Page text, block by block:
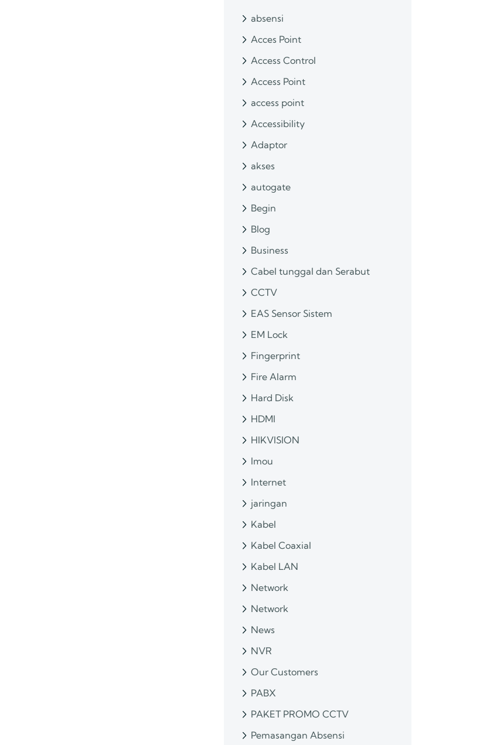
absensi
Acces Point
Access Control
Access Point
access point
Accessibility
Adaptor
akses
autogate
Begin
Blog
Business
Cabel tunggal dan Serabut
CCTV
EAS Sensor Sistem
EM Lock
Fingerprint
Fire Alarm
Hard Disk
HDMI
HIKVISION
Imou
Internet
jaringan
Kabel
Kabel Coaxial
Kabel LAN
Network
Network
News
NVR
Our Customers
PABX
PAKET PROMO CCTV
Pemasangan Absensi